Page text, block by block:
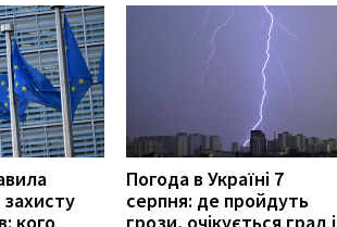
кого
Погода в Україні 7
серпня: де пройдуть
грози, очікується град і